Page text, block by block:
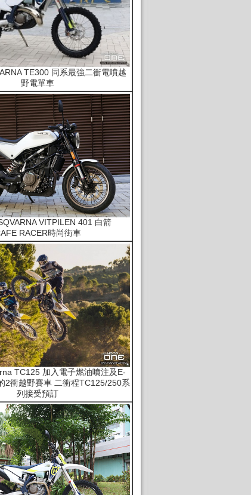
TE300 同系最強二衝電噴越
野電單車
VITPILEN 401 白箭
RACER時尚街車
TC125 加入電子燃油噴注及E-
2衝越野賽車 二衝程TC125/250系
列接受預訂